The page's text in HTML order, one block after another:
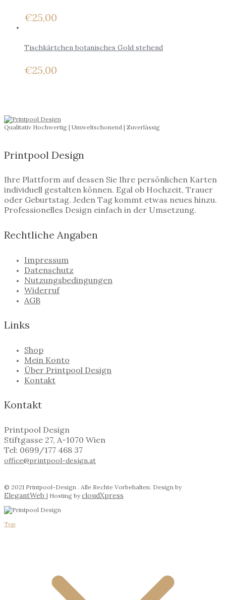
€25,00
Tischkärtchen botanisches Gold stehend
€25,00
Qualitativ Hochwertig | Umweltschonend | Zuverlässig
Printpool Design
Ihre Plattform auf dessen Sie Ihre persönlichen Karten
individuell gestalten können. Egal ob Hochzeit, Trauer
oder Geburtstag. Jeden Tag kommt etwas neues hinzu.
Professionelles Design einfach in der Umsetzung.
Rechtliche Angaben
Impressum
Datenschutz
Nutzungsbedingungen
Widerruf
AGB
Links
Shop
Mein Konto
Über Printpool Design
Kontakt
Kontakt
Printpool Design
Stiftgasse 27, A-1070 Wien
Tel: 0699/177 468 37
office@printpool-design.at
© 2021 Printpool-Design . Alle Rechte Vorbehalten. Design by
ElegantWeb | Hosting by cloudXpress
Top